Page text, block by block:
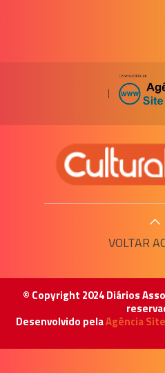
|
VOLTAR
© Copyright 2024 Diários
Desenvolvido pelaAgência